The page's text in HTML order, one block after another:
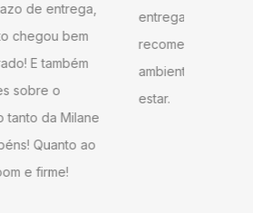
satisfeito com o produto,
todos que desejam ter um
em sua sala de